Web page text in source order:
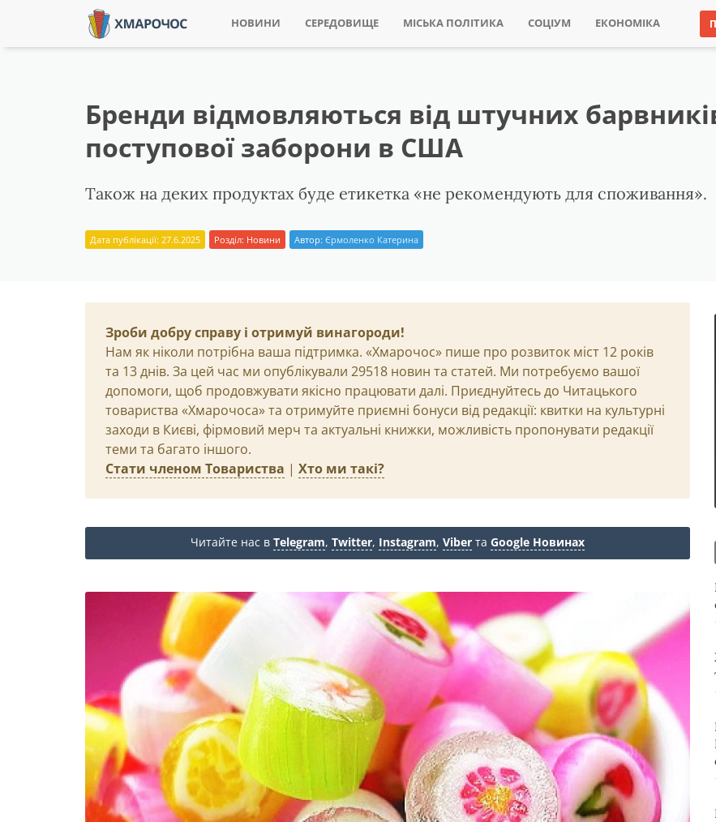
НОВИНИ СЕРЕДОВИЩЕ МІСЬКА ПОЛІТИКА СОЦІУМ ЕКОНОМІКА
Бренди відмовляються від штучних
поступової заборони в США
Також на деких продуктах буде етикетка «не рекомендують для споживання».
Дата публікації: 27.6.2025 Розділ: Новини Автор: Єрмоленко Катерина
Зроби добру справу і отримуй винагороди!
Нам як ніколи потрібна ваша підтримка. «Хмарочос» пише про розвиток міст 12 років
та 13 днів. За цей час ми опублікували 29518 новин та статей. Ми потребуємо вашої
допомоги, щоб продовжувати якісно працювати далі. Приєднуйтесь до Читацького
товариства «Хмарочоса» та отримуйте приємні бонуси від редакції: квитки на культурні
заходи в Києві, фірмовий мерч та актуальні книжки, можливість пропонувати редакції
теми та багато іншого.
Стати членом Товариства | Хто ми такі?
Читайте нас в Telegram, Twitter, Instagram, Viber та Google Новинах